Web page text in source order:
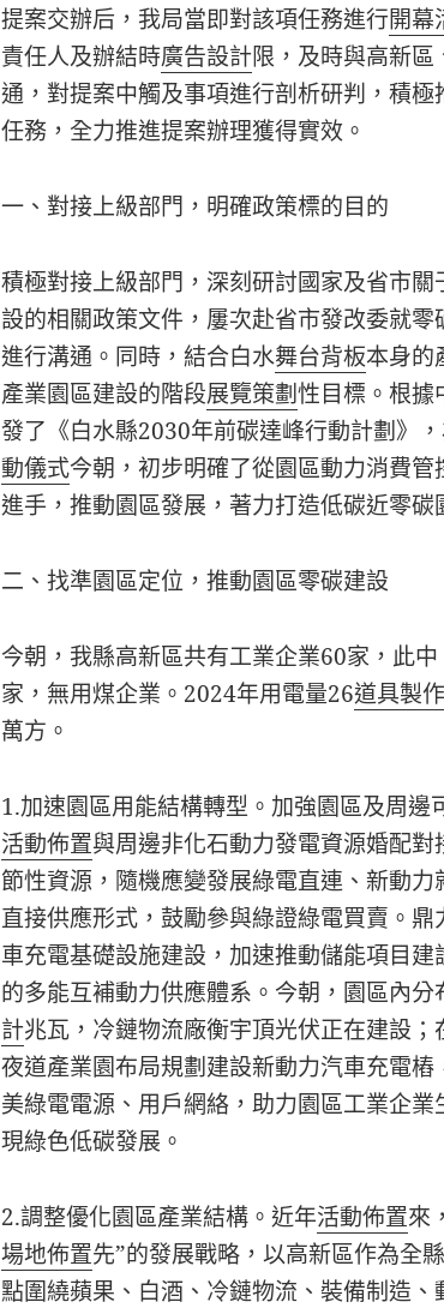
提案交辦后，我局當即對該項任務進行開幕
責任人及辦結時廣告設計限，及時與高新
通，對提案中觸及事項進行剖析研判，積
任務，全力推進提案辦理獲得實效。
一、對接上級部門，明確政策標的目的
積極對接上級部門，深刻研討國家及省市
設的相關政策文件，屢次赴省市發改委就
進行溝通。同時，結合白水舞台背板本身的
產業園區建設的階段展覽策劃性目標。根據
發了《白水縣2030年前碳達峰行動計劃》
動儀式今朝，初步明確了從園區動力消費
進手，推動園區發展，著力打造低碳近零碳
二、找準園區定位，推動園區零碳建設
今朝，我縣高新區共有工業企業60家，此
家，無用煤企業。2024年用電量26道具製作
萬方。
1.加速園區用能結構轉型。加強園區及周邊
活動佈置與周邊非化石動力發電資源婚配
節性資源，隨機應變發展綠電直連、新動
直接供應形式，鼓勵參與綠證綠電買賣。
車充電基礎設施建設，加速推動儲能項目
的多能互補動力供應體系。今朝，園區內
計兆瓦，冷鏈物流廠衡宇頂光伏正在建設
夜道產業園布局規劃建設新動力汽車充電
美綠電電源、用戶網絡，助力園區工業企
現綠色低碳發展。
2.調整優化園區產業結構。近年活動佈置來
場地佈置先”的發展戰略，以高新區作為全
點圍繞蘋果、白酒、冷鏈物流、裝備制造